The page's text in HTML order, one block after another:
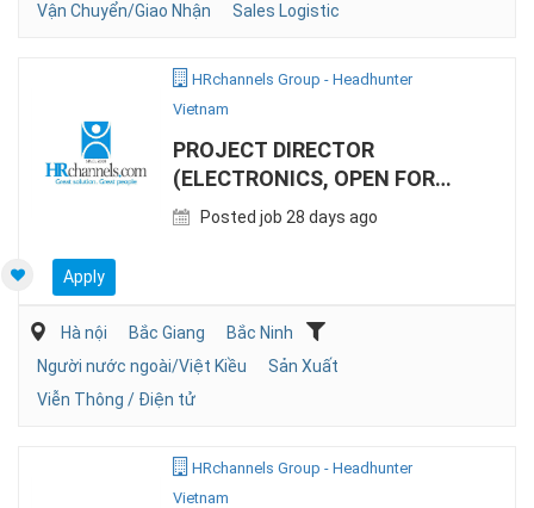
Vận Chuyển/Giao Nhận
Sales Logistic
HRchannels Group - Headhunter
Vietnam
PROJECT DIRECTOR
(ELECTRONICS, OPEN FOR
CHINESE EXPAT)
Posted job 28 days ago
Apply
Hà nội Bắc Giang
Bắc Ninh
Người nước ngoài/Việt Kiều
Sản Xuất
Viễn Thông / Điện tử
HRchannels Group - Headhunter
Vietnam